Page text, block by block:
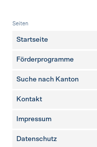
Fusszeile
Seiten
Startseite
Förderprogramme
Suche nach Kanton
weitere Seiten
Kontakt
Impressum
Datenschutz